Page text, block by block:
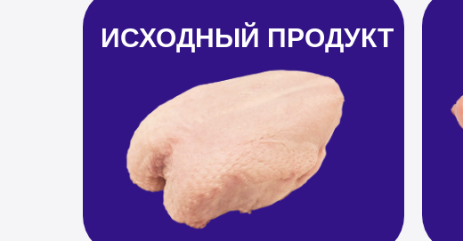
ИСХОДНЫЙ ПРОДУКТ